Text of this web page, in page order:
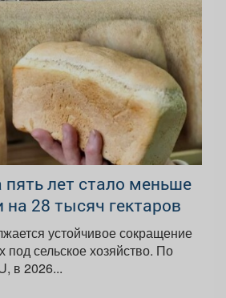
пять лет стало меньше
на 28 тысяч гектаров
устойчивое сокращение
под сельское хозяйство. По
в 2026...